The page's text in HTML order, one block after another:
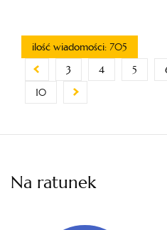
ilość wiadomości: 705
3
4 5
10
Na ratunek